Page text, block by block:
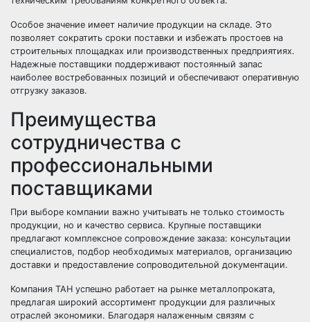
Особое значение имеет наличие продукции на складе. Это
позволяет сократить сроки поставки и избежать простоев на
строительных площадках или производственных предприятиях.
Надежные поставщики поддерживают постоянный запас
наиболее востребованных позиций и обеспечивают оперативную
отгрузку заказов.
Преимущества
сотрудничества с
профессиональными
поставщиками
При выборе компании важно учитывать не только стоимость
продукции, но и качество сервиса. Крупные поставщики
предлагают комплексное сопровождение заказа: консультации
специалистов, подбор необходимых материалов, организацию
доставки и предоставление сопроводительной документации.
Компания ТАН успешно работает на рынке металлопроката,
предлагая широкий ассортимент продукции для различных
отраслей экономики. Благодаря налаженным связям с